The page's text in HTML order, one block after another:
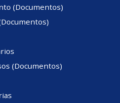
(Documentos)
(Documentos)